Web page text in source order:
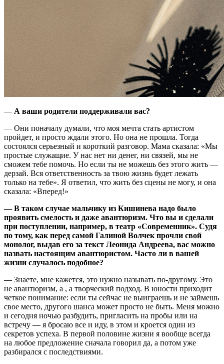
— А ваши родители поддерживали вас?
— Они поначалу думали, что моя мечта стать артистом
пройдет, и просто ждали этого. Но она не прошла. Тогда
состоялся серьезный и короткий разговор. Мама сказала: «Мы
простые служащие. У нас нет ни денег, ни связей, мы не
сможем тебе помочь. Но если ты не можешь без этого жить —
дерзай. Вся ответственность за твою жизнь будет лежать
только на тебе». Я ответил, что жить без сцены не могу, и она
сказала: «Вперед!»
— В таком случае мальчику из Кишинева надо было
проявить смелость и даже авантюризм. Что вы и сделали
при поступлении, например, в театр «Современник». Судя
по тому, как перед самой Галиной Волчек прочли свой
монолог, выдав его за текст Леонида Андреева, вас можно
назвать настоящим авантюристом. Часто ли в вашей
жизни случалось подобное?
— Знаете, мне кажется, это нужно называть по-другому. Это
не авантюризм, а , а творческий подход. В юности приходит
четкое понимание: если ты сейчас не выиграешь и не займешь
свое место, другого шанса может просто не быть. Меня можно
и сегодня ночью разбудить, пригласить на пробы или на
встречу — я бросаю все и иду, в этом и кроется один из
секретов успеха. В первой половине жизни я вообще всегда
на любое предложение сначала говорил да, а потом уже
разбирался с последствиями.